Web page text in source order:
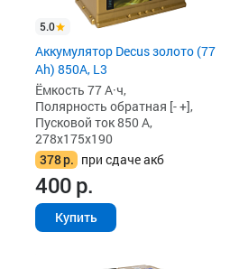
5.0
Аккумулятор Decus золото (77
Ah) 850А, L3
Ёмкость 77 А·ч,
Полярность обратная [- +],
Пусковой ток 850 А,
278x175x190
378р. при сдаче акб
400р.
Купить